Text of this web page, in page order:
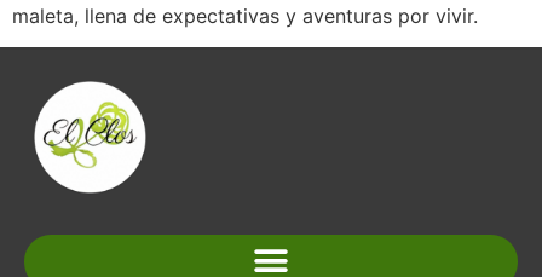
maleta, llena de expectativas y aventuras por vivir.